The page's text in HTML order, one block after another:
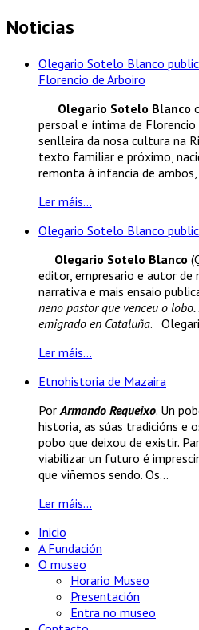
Noticias
Olegario Sotelo Blanco
Florencio de Arboiro
Olegario Sotelo Blanco
persoal e íntima de Florencio
senlleira da nosa cultura na
texto familiar e próximo,
remonta á infancia de
Ler máis...
Olegario Sotelo Blanco
Olegario Sotelo Blanco
editor, empresario e autor de
narrativa e mais ensaio
neno pastor que venceu o
emigrado en Cataluña.
Ler máis...
Etnohistoria de Mazaira
Por Armando Requeixo. Un
historia, as súas tradicións e
pobo que deixou de existir.
viabilizar un futuro é
que viñemos sendo. Os...
Ler máis...
Inicio
A Fundación
O museo
Horario Museo
Presentación
Entra no museo